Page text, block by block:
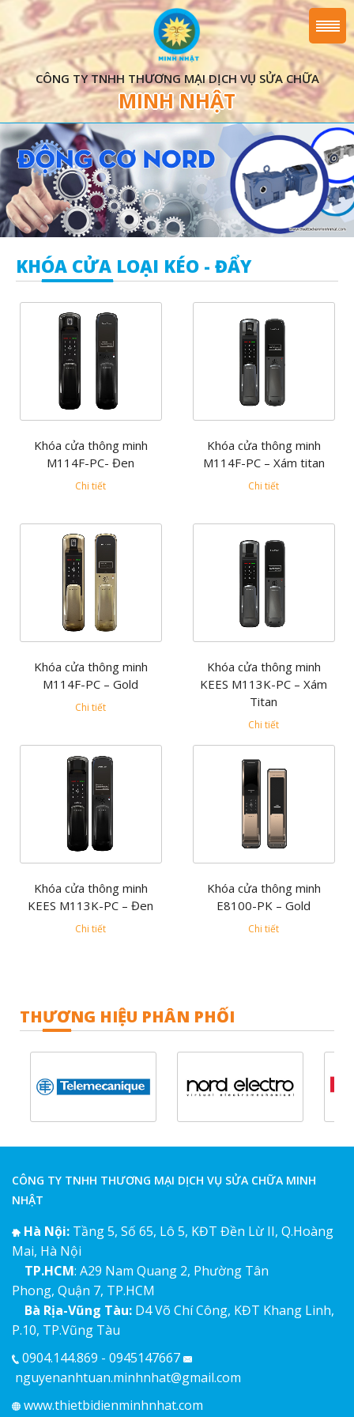
CÔNG TY TNHH THƯƠNG MẠI DỊCH VỤ SỬA CHỮA
MINH NHẬT
KHÓA CỬA LOẠI KÉO - ĐẨY
Khóa cửa thông minh
M114F-PC- Đen
Chi tiết
Khóa cửa thông minh
M114F-PC – Xám titan
Chi tiết
Khóa cửa thông minh
M114F-PC – Gold
Chi tiết
Khóa cửa thông minh
KEES M113K-PC – Xám
Titan
Chi tiết
Khóa cửa thông minh
KEES M113K-PC – Đen
Chi tiết
Khóa cửa thông minh
E8100-PK – Gold
Chi tiết
THƯƠNG HIỆU PHÂN PHỐI
CÔNG TY TNHH THƯƠNG MẠI DỊCH VỤ SỬA CHỮA MINH
NHẬT
Hà Nội: Tầng 5, Số 65, Lô 5, KĐT Đền Lừ II, Q.Hoàng
Mai, Hà Nội
TP.HCM: A29 Nam Quang 2, Phường Tân
Phong, Quận 7, TP.HCM
Bà Rịa-Vũng Tàu: D4 Võ Chí Công, KĐT Khang Linh,
P.10, TP.Vũng Tàu
0904.144.869 - 0945147667
nguyenanhtuan.minhnhat@gmail.com
www.thietbidienminhnhat.com